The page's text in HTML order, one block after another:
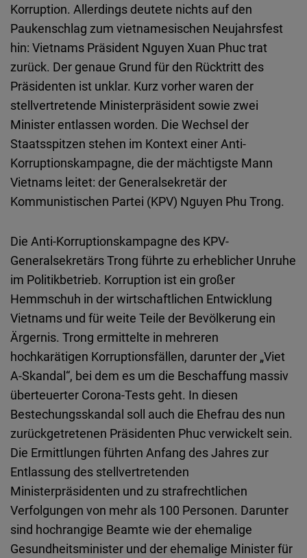
Korruption. Allerdings deutete nichts auf den
Paukenschlag zum vietnamesischen Neujahrsfest
hin: Vietnams Präsident Nguyen Xuan Phuc trat
zurück. Der genaue Grund für den Rücktritt des
Präsidenten ist unklar. Kurz vorher waren der
stellvertretende Ministerpräsident sowie zwei
Minister entlassen worden. Die Wechsel der
Staatsspitzen stehen im Kontext einer Anti-
Korruptionskampagne, die der mächtigste Mann
Vietnams leitet: der Generalsekretär der
Kommunistischen Partei (KPV) Nguyen Phu Trong.
Die Anti-Korruptionskampagne des KPV-
Generalsekretärs Trong führte zu erheblicher Unruhe
im Politikbetrieb. Korruption ist ein großer
Hemmschuh in der wirtschaftlichen Entwicklung
Vietnams und für weite Teile der Bevölkerung ein
Ärgernis. Trong ermittelte in mehreren
hochkarätigen Korruptionsfällen, darunter der „Viet
A-Skandal“, bei dem es um die Beschaffung massiv
überteuerter Corona-Tests geht. In diesen
Bestechungsskandal soll auch die Ehefrau des nun
zurückgetretenen Präsidenten Phuc verwickelt sein.
Die Ermittlungen führten Anfang des Jahres zur
Entlassung des stellvertretenden
Ministerpräsidenten und zu strafrechtlichen
Verfolgungen von mehr als 100 Personen. Darunter
sind hochrangige Beamte wie der ehemalige
Gesundheitsminister und der ehemalige Minister für
Cloudinary
Flickr
Embed
Newsletter2go
Embed
Podigee
Embed
Embed
Typeform
Embed